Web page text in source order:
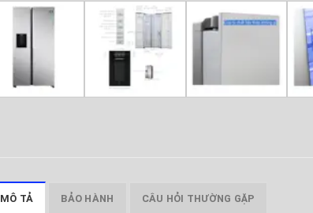
MÔ TẢ BẢO HÀNH CÂU HỎI THƯỜNG GẶP